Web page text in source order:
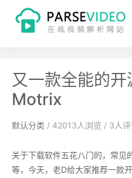
又一款全能的开
Motrix
默认分类 / 42013 人浏览 / 3 人
关于下载软件五花八门的，常见
等，今天，老D给大家推荐一款